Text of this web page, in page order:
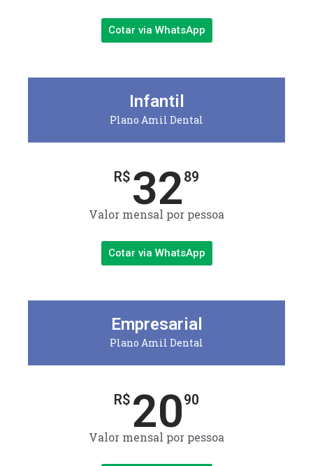
Cotar via WhatsApp
Infantil
Plano Amil Dental
R$ 3289
Valor mensal por pessoa
Cotar via WhatsApp
Empresarial
Plano Amil Dental
R$ 2090
Valor mensal por pessoa